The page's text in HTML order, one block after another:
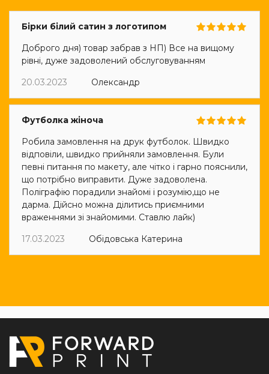
Бірки білий сатин з логотипом
Доброго дня) товар забрав з НП) Все на вищому
рівні, дуже задоволений обслуговуванням
20.03.2023
Олександр
Футболка жіноча
Робила замовлення на друк футболок. Швидко
відповіли, швидко прийняли замовлення. Були
певні питання по макету, але чітко і гарно пояснили,
що потрібно виправити. Дуже задоволена.
Поліграфію порадили знайомі і розумію,що не
дарма. Дійсно можна ділитись приємними
враженнями зі знайомими. Ставлю лайк)
17.03.2023
Обідовська Катерина